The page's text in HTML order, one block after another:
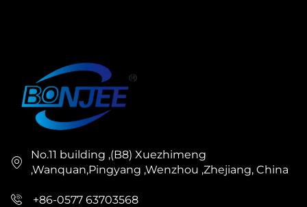
No.11 building ,(B8) Xuezhimeng
,Wanquan,Pingyang ,Wenzhou ,Zhejiang, China
+86-0577 63703568